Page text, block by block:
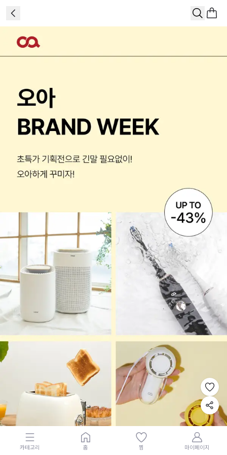
카테고리 홈 찜 마이페이지